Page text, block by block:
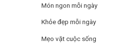
Món ngon mỗi ngày
Khỏe đẹp mỗi ngày
Mẹo vặt cuộc sống